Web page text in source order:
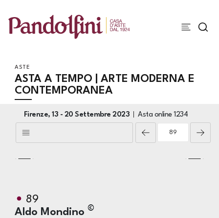
ASTE
ASTA A TEMPO | ARTE MODERNA E
CONTEMPORANEA
Firenze,13 - 20 Settembre 2023 Asta online1234
89
Aldo Mondino ©